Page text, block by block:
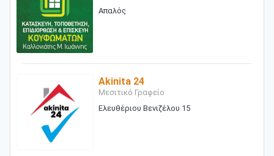
Απαλός
Akinita 24
Μεσιτικό Γραφείο
Ελευθέριου Βενιζέλου 15